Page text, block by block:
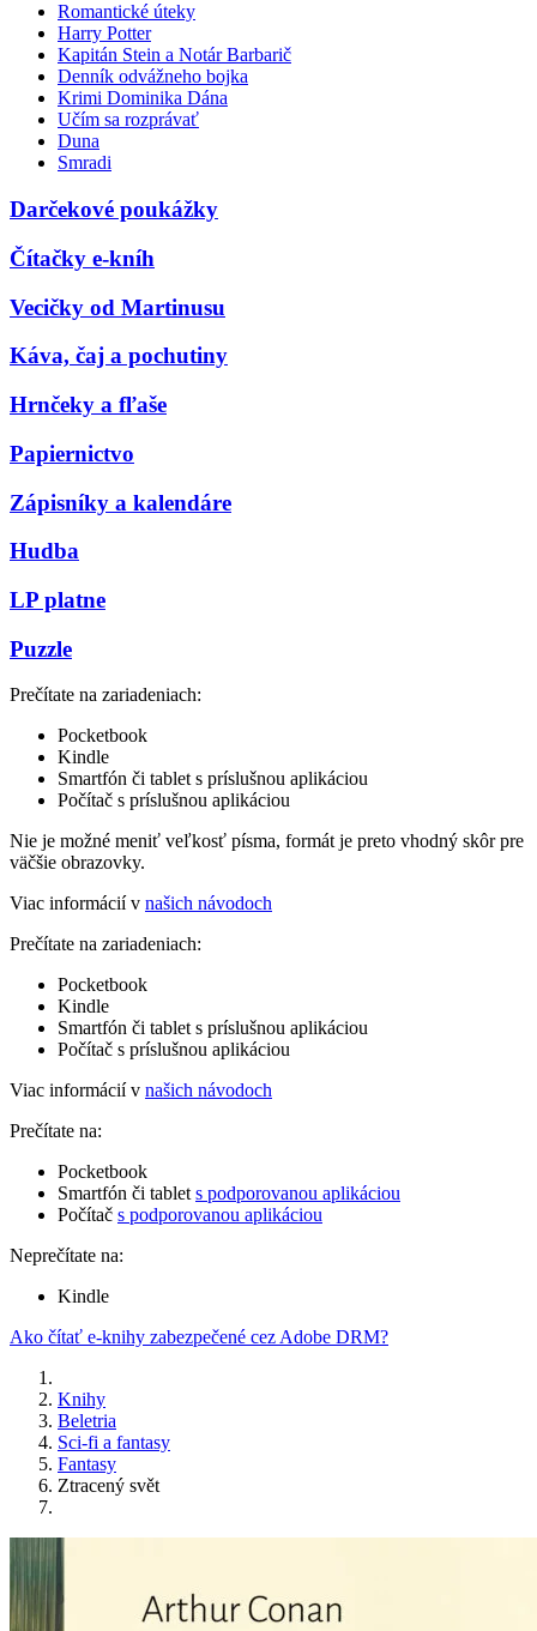
Romantické úteky
Harry Potter
Kapitán Stein a Notár Barbarič
Denník odvážneho bojka
Krimi Dominika Dána
Učím sa rozprávať
Duna
Smradi
Darčekové poukážky
Čítačky e-kníh
Vecičky od Martinusu
Káva, čaj a pochutiny
Hrnčeky a fľaše
Papiernictvo
Zápisníky a kalendáre
Hudba
LP platne
Puzzle
Prečítate na zariadeniach:
Pocketbook
Kindle
Smartfón či tablet s príslušnou aplikáciou
Počítač s príslušnou aplikáciou
Nie je možné meniť veľkosť písma, formát je preto vhodný skôr pre
väčšie obrazovky.
Viac informácií v našich návodoch
Prečítate na zariadeniach:
Pocketbook
Kindle
Smartfón či tablet s príslušnou aplikáciou
Počítač s príslušnou aplikáciou
Viac informácií v našich návodoch
Prečítate na:
Pocketbook
Smartfón či tablet s podporovanou aplikáciou
Počítač s podporovanou aplikáciou
Neprečítate na:
Kindle
Ako čítať e-knihy zabezpečené cez Adobe DRM?
Knihy
Beletria
Sci-fi a fantasy
Fantasy
Ztracený svět